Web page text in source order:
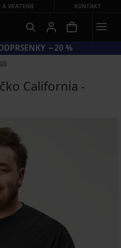
A VRÁTENIE KONTAKT
−20 %
California -